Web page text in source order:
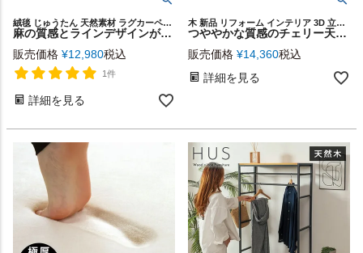
絨毯 じゅうたん 天然素材 ラグカーペット スクエア ハンドメイド ベッドサイド 寝室 リビング ダイニング 海外インテリア 韓国インテリア 新生活 模様替え ギフト プレゼント
麻の質感とラインデザインが映えるジュートラグ 約130×190cm (1.5畳相当) インド製 [34534]
販売価格 ¥12,980税込
1件
詳細を見る
木 新品 リフォーム インテリア 3D 立体 パネル 簡単 凸凹
つややかな質感のチェリー天然木ウォールパネル 1枚約W60×D20cm 8枚セット [84087]
販売価格 ¥14,360税込
詳細を見る